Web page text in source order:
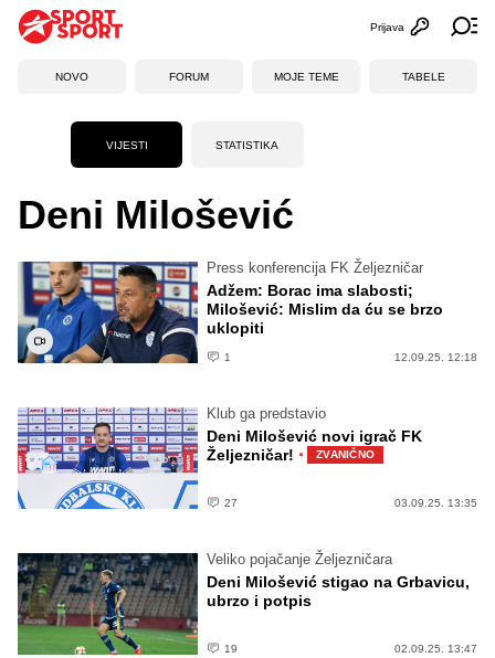
Otvori
Prijava
NOVO FORUM MOJE TEME TABELE
VIJESTI STATISTIKA
Deni Milošević
Press konferencija FK Željezničar
Adžem: Borac ima slabosti;
Milošević: Mislim da ću se brzo
uklopiti
1 12.09.25. 12:18
Klub ga predstavio
Deni Milošević novi igrač FK
Željezničar! · ZVANIČNO
27 03.09.25. 13:35
Veliko pojačanje Željezničara
Deni Milošević stigao na Grbavicu,
ubrzo i potpis
19 02.09.25. 13:47